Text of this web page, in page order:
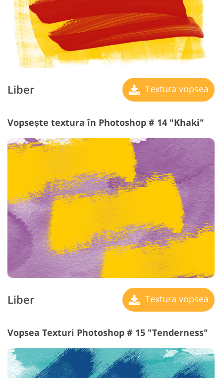
Liber Textura vopsea
Vopsește textura în Photoshop # 14 "Khaki"
Liber Textura vopsea
Vopsea Texturi Photoshop # 15 "Tenderness"